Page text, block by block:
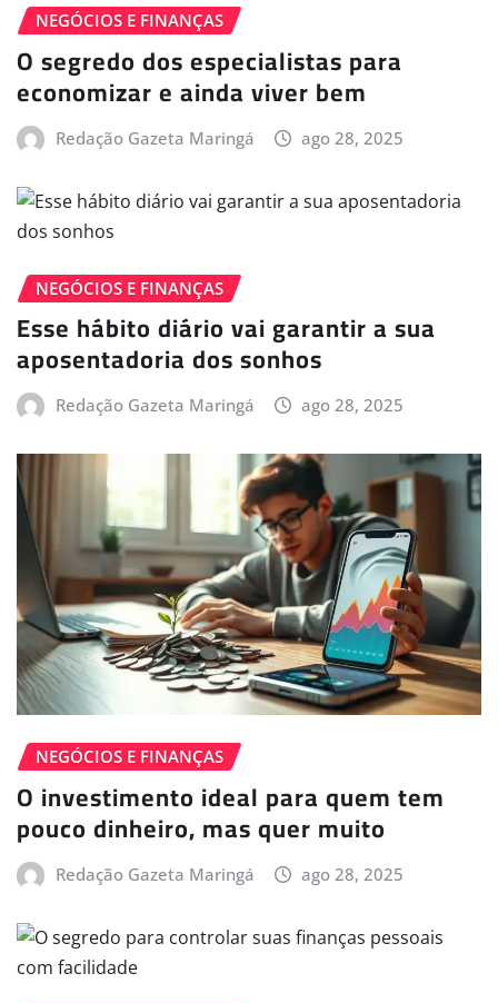
NEGÓCIOS E FINANÇAS
O segredo dos especialistas para
economizar e ainda viver bem
Redação Gazeta Maringá ago 28, 2025
NEGÓCIOS E FINANÇAS
Esse hábito diário vai garantir a sua
aposentadoria dos sonhos
Redação Gazeta Maringá ago 28, 2025
NEGÓCIOS E FINANÇAS
O investimento ideal para quem tem
pouco dinheiro, mas quer muito
Redação Gazeta Maringá ago 28, 2025